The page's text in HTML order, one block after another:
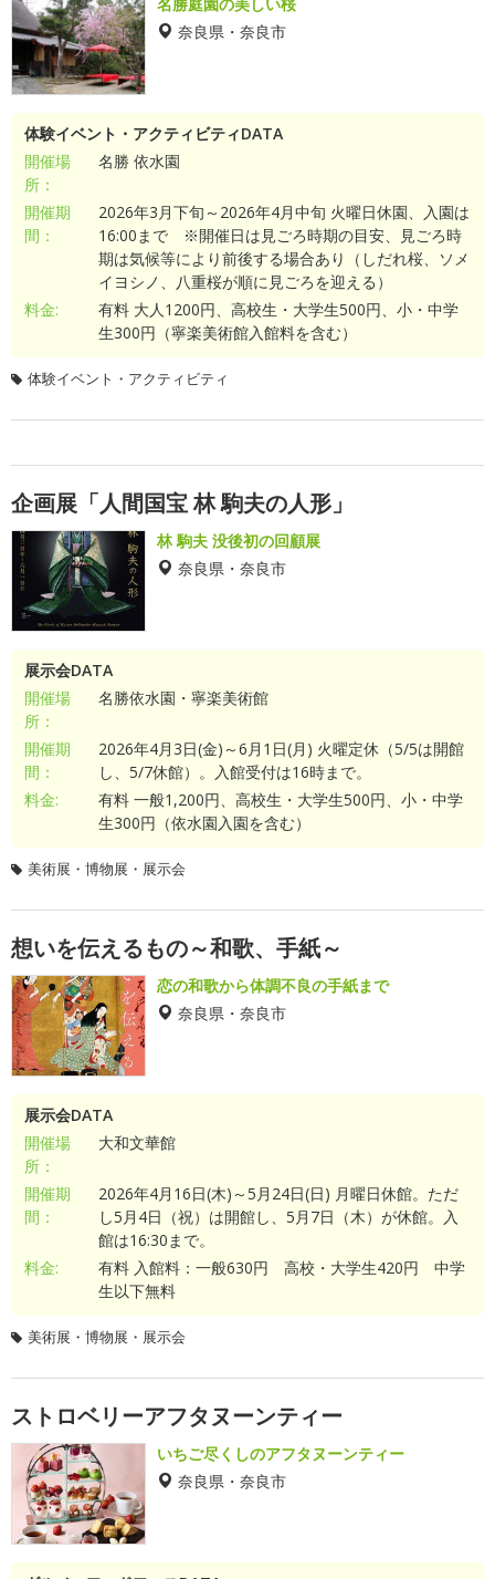
奈良県・奈良市
体験イベント・アクティビティDATA
開催場
所：
名勝 依水園
開催期
間：
2026年3月下旬～2026年4月中旬 火曜日休園、入園は
16:00まで ※開催日は見ごろ時期の目安、見ごろ時
期は気候等により前後する場合あり（しだれ桜、ソメ
イヨシノ、八重桜が順に見ごろを迎える）
料金:
有料 大人1200円、高校生・大学生500円、小・中学
生300円（寧楽美術館入館料を含む）
体験イベント・アクティビティ
企画展「人間国宝 林 駒夫の人形」
林 駒夫 没後初の回顧展
奈良県・奈良市
展示会DATA
開催場
所：
名勝依水園・寧楽美術館
開催期
間：
2026年4月3日(金)～6月1日(月) 火曜定休（5/5は開館
し、5/7休館）。入館受付は16時まで。
料金:
有料 一般1,200円、高校生・大学生500円、小・中学
生300円（依水園入園を含む）
美術展・博物展・展示会
想いを伝えるもの～和歌、手紙～
恋の和歌から体調不良の手紙まで
奈良県・奈良市
展示会DATA
開催場
所：
大和文華館
開催期
間：
2026年4月16日(木)～5月24日(日) 月曜日休館。ただ
し5月4日（祝）は開館し、5月7日（木）が休館。入
館は16:30まで。
料金:
有料 入館料：一般630円 高校・大学生420円 中学
生以下無料
美術展・博物展・展示会
ストロベリーアフタヌーンティー
いちご尽くしのアフタヌーンティー
奈良県・奈良市